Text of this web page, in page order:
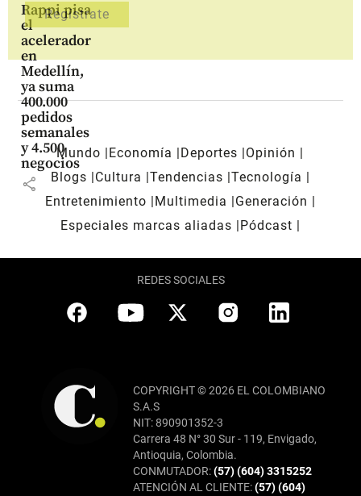
Rappi pisa
el
acelerador
en
Medellín,
ya suma
400.000
pedidos
semanales
y 4.500
negocios
share
Mundo Economía Deportes
Opinión
Blogs
Cultura Tendencias Tecnología
Entretenimiento
Multimedia
Generación
Especiales marcas aliadas
Pódcast
REDES SOCIALES
COPYRIGHT © 2026 EL COLOMBIANO
S.A.S
NIT: 890901352-3
Carrera 48 N° 30 Sur - 119, Envigado,
Antioquia, Colombia.
CONMUTADOR:(57) (604) 3315252
ATENCIÓN AL CLIENTE:(57) (604)